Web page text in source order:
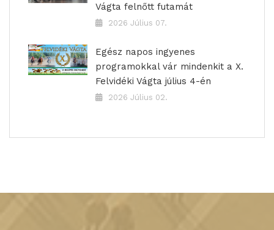
Vágta felnőtt futamát
2026 Július 07.
Egész napos ingyenes
programokkal vár mindenkit a X.
Felvidéki Vágta július 4-én
2026 Július 02.